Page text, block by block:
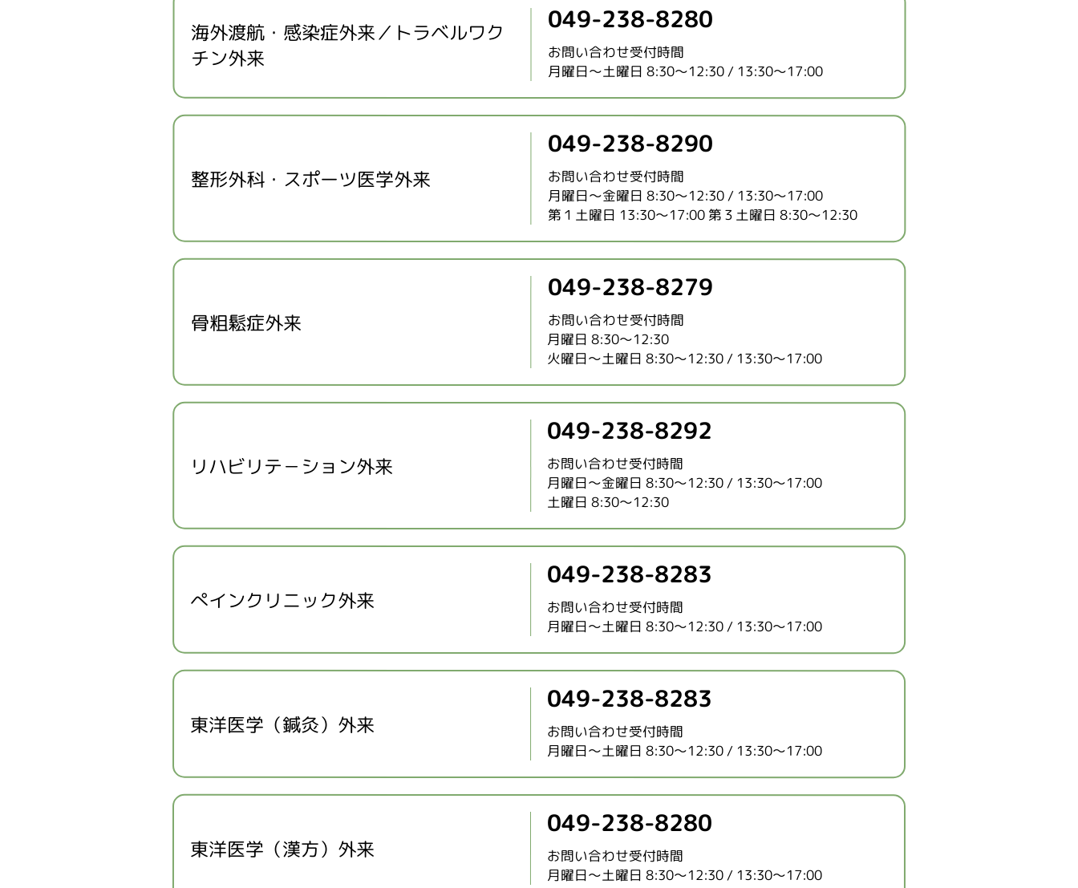
海外渡航・感染症外来／トラベルワク
チン外来
049-238-8280
お問い合わせ受付時間
月曜日～土曜日 8:30～12:30 / 13:30～17:00
整形外科・スポーツ医学外来
049-238-8290
お問い合わせ受付時間
月曜日～金曜日 8:30～12:30 / 13:30～17:00
第１土曜日 13:30～17:00 第３土曜日 8:30～12:30
骨粗鬆症外来
049-238-8279
お問い合わせ受付時間
月曜日 8:30～12:30
火曜日～土曜日 8:30～12:30 / 13:30～17:00
リハビリテ－ション外来
049-238-8292
お問い合わせ受付時間
月曜日～金曜日 8:30～12:30 / 13:30～17:00
土曜日 8:30～12:30
ぺインクリニック外来
049-238-8283
お問い合わせ受付時間
月曜日～土曜日 8:30～12:30 / 13:30～17:00
東洋医学（鍼灸）外来
049-238-8283
お問い合わせ受付時間
月曜日～土曜日 8:30～12:30 / 13:30～17:00
東洋医学（漢方）外来
049-238-8280
お問い合わせ受付時間
月曜日～土曜日 8:30～12:30 / 13:30～17:00